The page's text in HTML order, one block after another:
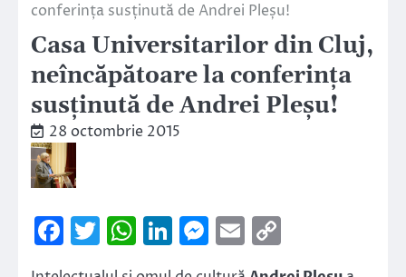
conferința susținută de Andrei Pleșu!
Casa Universitarilor din Cluj,
neîncăpătoare la conferința
susținută de Andrei Pleșu!
28 octombrie 2015
Facebook
Twitter
WhatsApp
LinkedIn
Messenger
Email
Link